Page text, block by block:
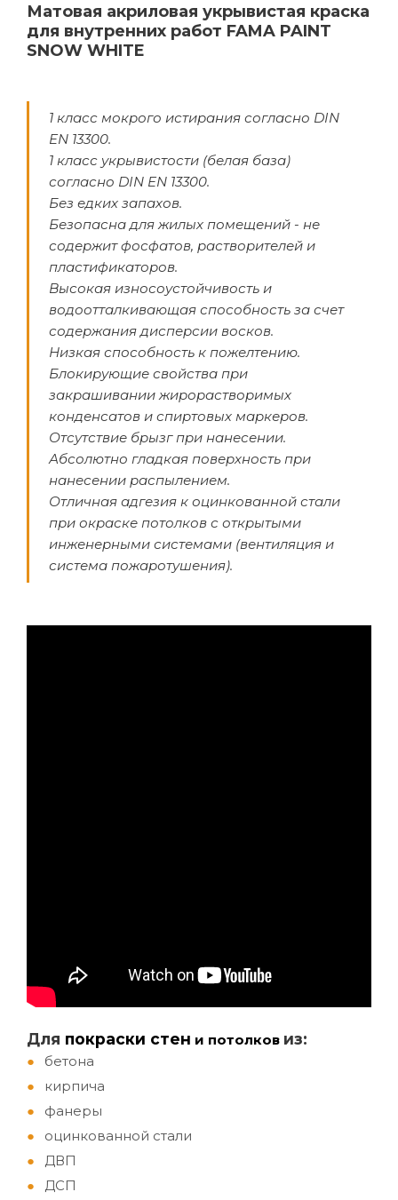
Матовая акриловая укрывистая краска
для внутренних работ FAMA PAINT
SNOW WHITE
1 класс мокрого истирания согласно DIN
EN 13300.
1 класс укрывистости (белая база)
согласно DIN EN 13300.
Без едких запахов.
Безопасна для жилых помещений - не
содержит фосфатов, растворителей и
пластификаторов.
Высокая износоустойчивость и
водоотталкивающая способность за счет
содержания дисперсии восков.
Низкая способность к пожелтению.
Блокирующие свойства при
закрашивании жирорастворимых
конденсатов и спиртовых маркеров.
Отсутствие брызг при нанесении.
Абсолютно гладкая поверхность при
нанесении распылением.
Отличная адгезия к оцинкованной стали
при окраске потолков с открытыми
инженерными системами (вентиляция и
система пожаротушения).
Для покраски стен и потолков из:
бетона
кирпича
фанеры
оцинкованной стали
ДВП
ДСП